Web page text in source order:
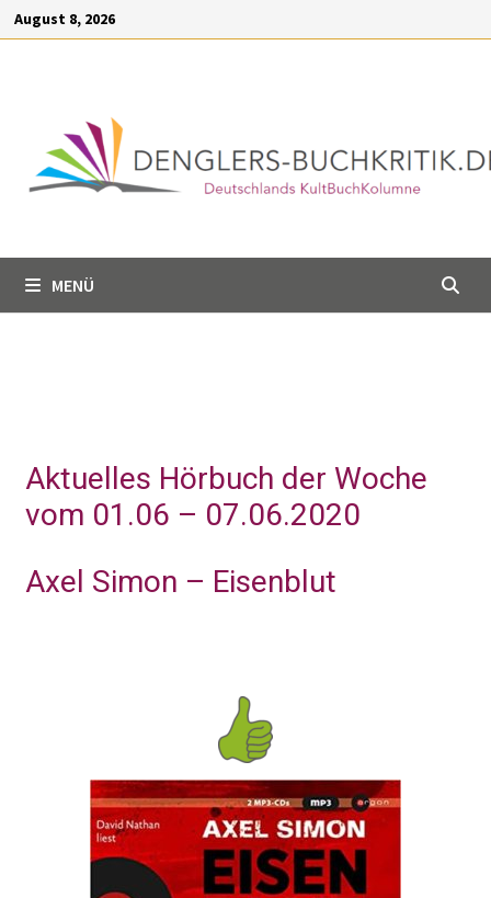
springen
August 8, 2026
MENÜ
Aktuelles Hörbuch der Woche
vom 01.06 – 07.06.2020
Axel Simon – Eisenblut